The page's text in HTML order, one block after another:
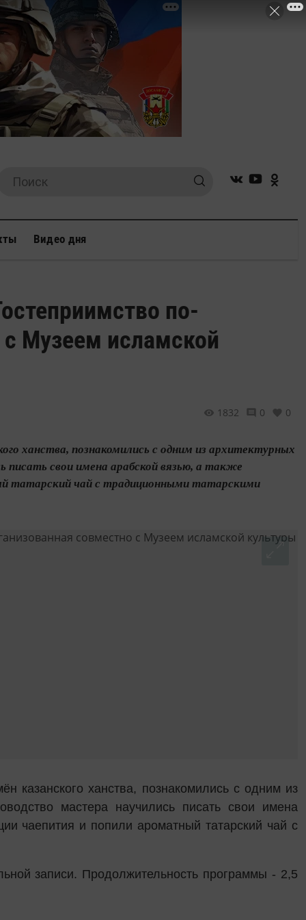
Видео дня
по-
с Музеем исламской
1832 0 0
ханства, познакомились с одним из архитектурных
свои имена арабской вязью, а также
татарский чай с традиционными татарскими
казанского ханства, познакомились с одним из
мастера научились писать свои имена
чаепития и попили ароматный татарский чай с
записи. Продолжительность программы - 2,5